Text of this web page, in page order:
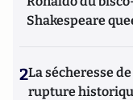
Shakespeare
2La sécheresse
rupture